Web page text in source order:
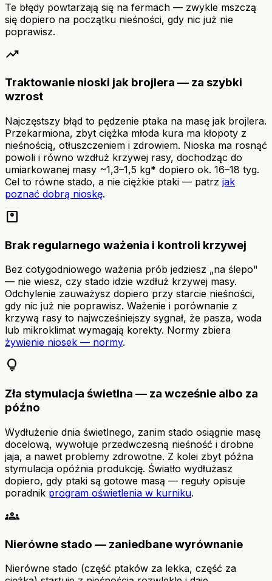
Te błędy powtarzają się na fermach — zwykle mszczą
się dopiero na początku nieśności, gdy nic już nie
poprawisz.
trending_up
Traktowanie nioski jak brojlera — za szybki
wzrost
Najczęstszy błąd to pędzenie ptaka na masę jak brojlera.
Przekarmiona, zbyt ciężka młoda kura ma kłopoty z
nieśnością, otłuszczeniem i zdrowiem. Nioska ma rosnąć
powoli i równo wzdłuż krzywej rasy, dochodząc do
umiarkowanej masy ~1,3–1,5 kg* dopiero ok. 16–18 tyg.
Cel to równe stado, a nie ciężkie ptaki — patrz jak
poznać dobrą nioskę.
monitor_weight
Brak regularnego ważenia i kontroli krzywej
Bez cotygodniowego ważenia prób jedziesz „na ślepo"
— nie wiesz, czy stado idzie wzdłuż krzywej masy.
Odchylenie zauważysz dopiero przy starcie nieśności,
gdy nic już nie poprawisz. Ważenie i porównanie z
krzywą rasy to najwcześniejszy sygnał, że pasza, woda
lub mikroklimat wymagają korekty. Normy zbiera
żywienie niosek — normy.
lightbulb
Zła stymulacja świetlna — za wcześnie albo za
późno
Wydłużenie dnia świetlnego, zanim stado osiągnie masę
docelową, wywołuje przedwczesną nieśność i drobne
jaja, a nawet problemy zdrowotne. Z kolei zbyt późna
stymulacja opóźnia produkcję. Światło wydłużasz
dopiero, gdy ptaki są gotowe masą — reguły opisuje
poradnik program oświetlenia w kurniku.
groups
Nierówne stado — zaniedbane wyrównanie
Nierówne stado (część ptaków za lekka, część za